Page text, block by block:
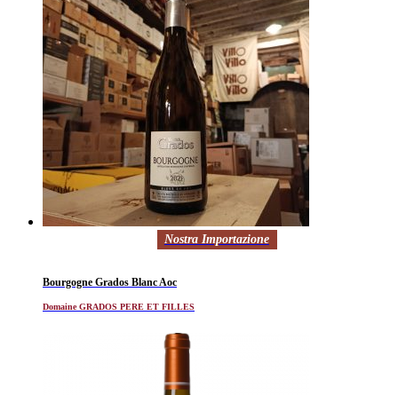
Nostra Importazione
Bourgogne Grados Blanc Aoc
Domaine GRADOS PERE ET FILLES